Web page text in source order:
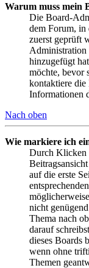
Warum muss mein
Die Board-
dem Forum, in
zuerst geprüft
Administration
hinzugefügt
möchte, bevor
kontaktiere
Informationen
Nach oben
Wie markiere ich
Durch Klicken
auf die erste
nicht
Thema nach
darauf
dieses Boards
wenn ohne
Themen